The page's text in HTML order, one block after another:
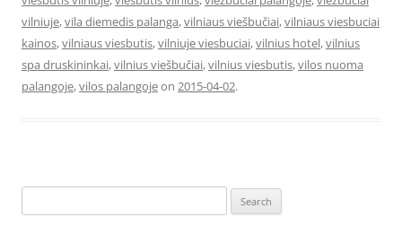
vilniuje,vila diemedis palanga,vilniaus viešbučiai,vilniaus viesbuciai
kainos,vilniaus viesbutis,vilniuje viesbuciai,vilnius hotel,vilnius
spa druskininkai,vilnius viešbučiai,vilnius viesbutis,vilos nuoma
palangoje,vilos palangojeon 2015-04-02.
for: